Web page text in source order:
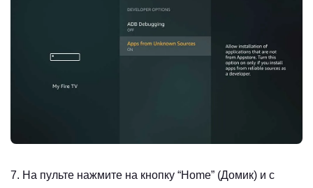
7. На пульте нажмите на кнопку “Home” (Домик) и с